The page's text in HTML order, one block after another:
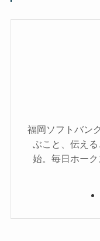
福岡ソフトバン
ぶこと、伝え
始。毎日ホー